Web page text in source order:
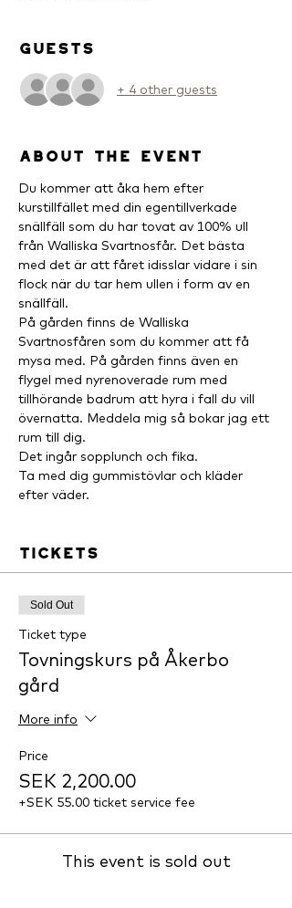
Guests
+ 4 other guests
About the event
Du kommer att åka hem efter
kurstillfället med din egentillverkade
snällfäll som du har tovat av 100% ull
från Walliska Svartnosfår. Det bästa
med det är att fåret idisslar vidare i sin
flock när du tar hem ullen i form av en
snällfäll.
På gården finns de Walliska
Svartnosfåren som du kommer att få
mysa med. På gården finns även en
flygel med nyrenoverade rum med
tillhörande badrum att hyra i fall du vill
övernatta. Meddela mig så bokar jag ett
rum till dig.
Det ingår sopplunch och fika.
Ta med dig gummistövlar och kläder
efter väder.
Tickets
Sold Out
Ticket type
Tovningskurs på Åkerbo
gård
More info
Price
SEK 2,200.00
+SEK 55.00 ticket service fee
This event is sold out